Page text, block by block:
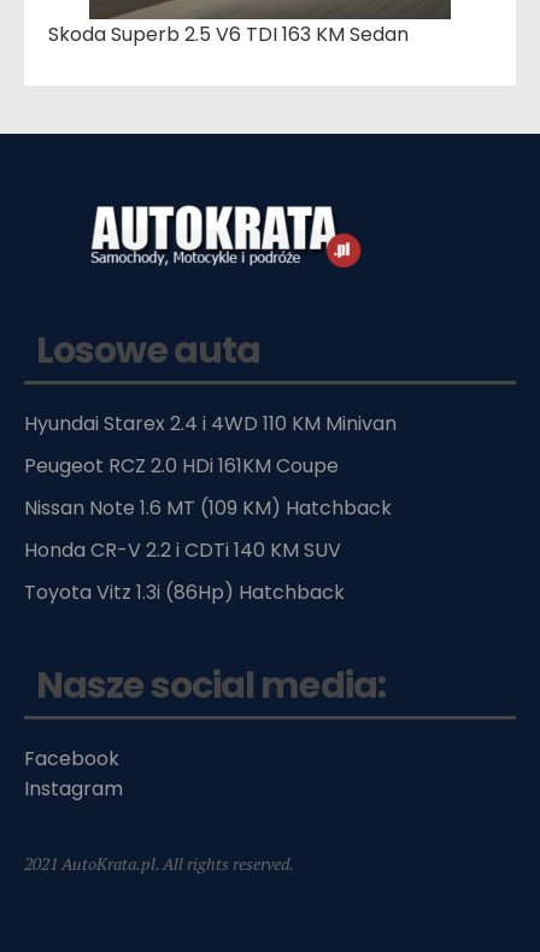
Skoda Superb 2.5 V6 TDI 163 KM Sedan
Losowe auta
Hyundai Starex 2.4 i 4WD 110 KM Minivan
Peugeot RCZ 2.0 HDi 161KM Coupe
Nissan Note 1.6 MT (109 KM) Hatchback
Honda CR-V 2.2 i CDTi 140 KM SUV
Toyota Vitz 1.3i (86Hp) Hatchback
Nasze social media:
Facebook
Instagram
2021 AutoKrata.pl. All rights reserved.